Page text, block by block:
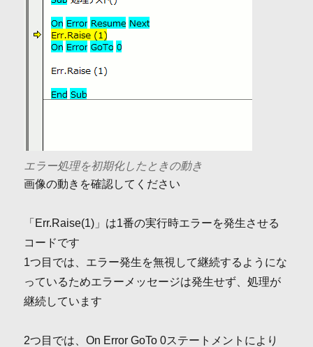
エラー処理を初期化したときの動き
画像の動きを確認してください
「Err.Raise(1)」は1番の実行時エラーを発生させる
コードです
1つ目では、エラー発生を無視して継続するようにな
っているためエラーメッセージは発生せず、処理が
継続しています
2つ目では、On Error GoTo 0ステートメントにより